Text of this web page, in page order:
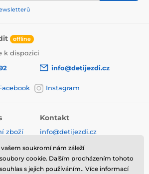
offline
k dispozici
info@detijezdi.cz
Instagram
zboží
Kontakt
info@detijezdi.cz
770 330 792 (Po-Pá 10-16 hod)
Instagram detijezdi.cz/
vašem soukromí nám záleží
cookie. Dalším procházením tohoto
s jejich používáním.. Více informací